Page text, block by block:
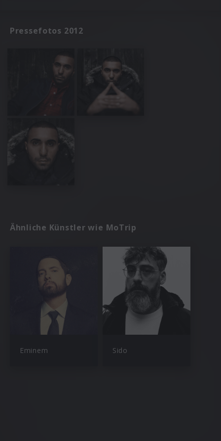
Pressefotos 2012
Ähnliche Künstler wie MoTrip
Eminem Sido